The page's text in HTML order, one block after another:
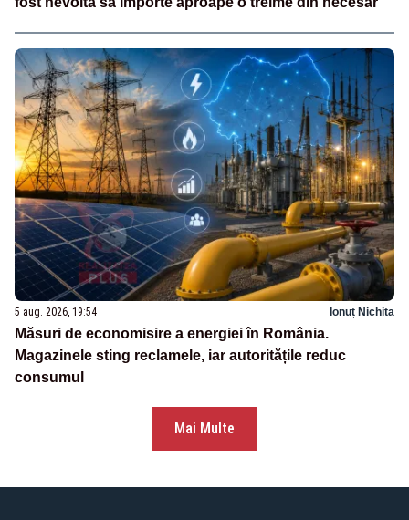
5 aug. 2026, 19:54 Ionuț Nichita
Măsuri de economisire a energiei în România.
Magazinele sting reclamele, iar autoritățile reduc
consumul
Mai Multe